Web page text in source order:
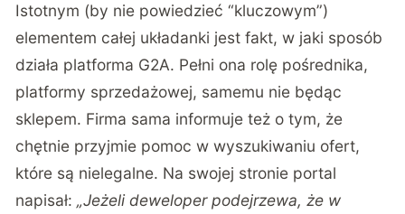
Istotnym (by nie powiedzieć “kluczowym”)
elementem całej układanki jest fakt, w jaki sposób
działa platforma G2A. Pełni ona rolę pośrednika,
platformy sprzedażowej, samemu nie będąc
sklepem. Firma sama informuje też o tym, że
chętnie przyjmie pomoc w wyszukiwaniu ofert,
które są nielegalne. Na swojej stronie portal
napisał:„Jeżeli deweloper podejrzewa, że w